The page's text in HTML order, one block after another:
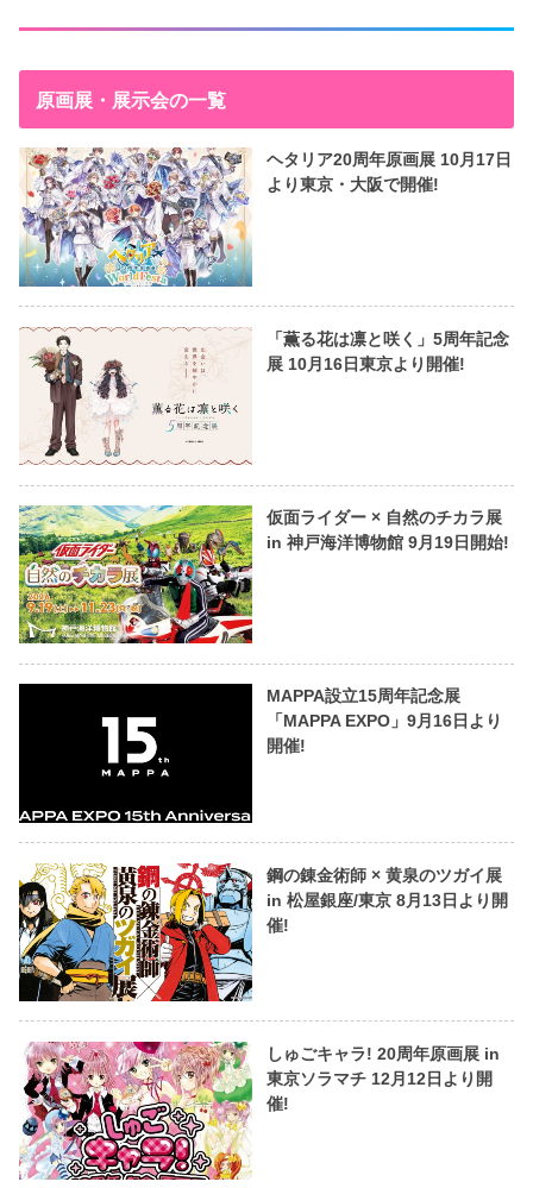
原画展・展示会の一覧
ヘタリア20周年原画展 10月17日
より東京・大阪で開催!
「薫る花は凛と咲く」5周年記念
展 10月16日東京より開催!
仮面ライダー × 自然のチカラ展
in 神戸海洋博物館 9月19日開始!
MAPPA設立15周年記念展
「MAPPA EXPO」9月16日より
開催!
鋼の錬金術師 × 黄泉のツガイ展
in 松屋銀座/東京 8月13日より開
催!
しゅごキャラ! 20周年原画展 in
東京ソラマチ 12月12日より開
催!